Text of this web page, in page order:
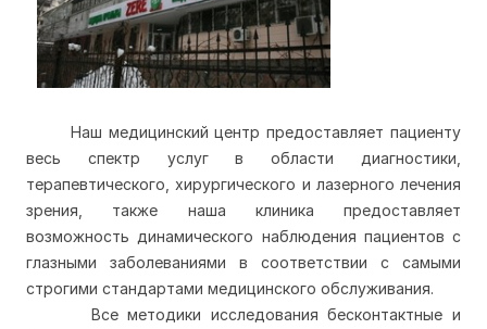
Наш медицинский центр предоставляет пациенту
весь спектр услуг в области диагностики,
терапевтического, хирургического и лазерного лечения
зрения, также наша клиника предоставляет
возможность динамического наблюдения пациентов с
глазными заболеваниями в соответствии с самыми
строгими стандартами медицинского обслуживания.
Все методики исследования бесконтактные и